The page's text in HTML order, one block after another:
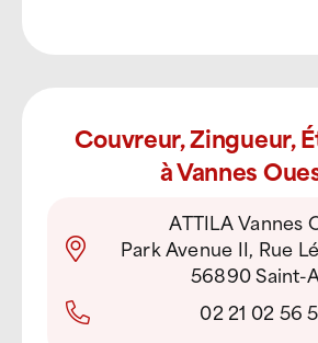
Couvreur, Zingueur,
à Vannes
ATTILA Vannes
Park Avenue II, Rue
56890 Saint-
02 21 02 56